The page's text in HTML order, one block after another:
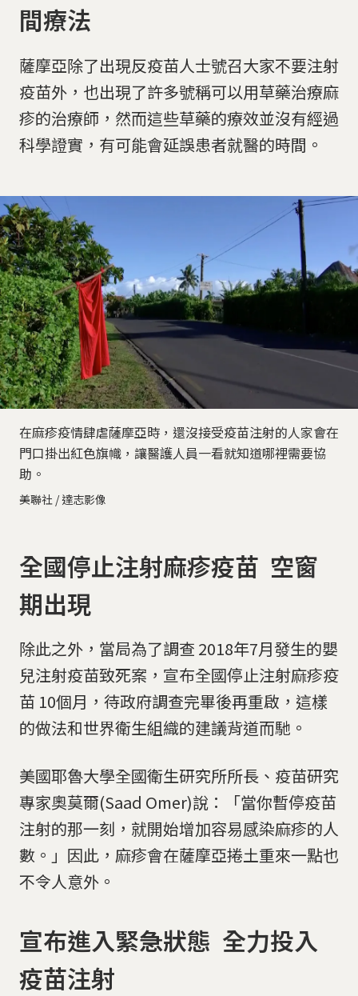
間療法
薩摩亞除了出現反疫苗人士號召大家不要注射
疫苗外，也出現了許多號稱可以用草藥治療麻
疹的治療師，然而這些草藥的療效並沒有經過
科學證實，有可能會延誤患者就醫的時間。
在麻疹疫情肆虐薩摩亞時，還沒接受疫苗注射的人家會在
門口掛出紅色旗幟，讓醫護人員一看就知道哪裡需要協
助。
美聯社 / 達志影像
全國停止注射麻疹疫苗 空窗
期出現
除此之外，當局為了調查 2018年7月發生的嬰
兒注射疫苗致死案，宣布全國停止注射麻疹疫
苗 10個月，待政府調查完畢後再重啟，這樣
的做法和世界衛生組織的建議背道而馳。
美國耶魯大學全國衛生研究所所長、疫苗研究
專家奧莫爾(Saad Omer)說：「當你暫停疫苗
注射的那一刻，就開始增加容易感染麻疹的人
數。」因此，麻疹會在薩摩亞捲土重來一點也
不令人意外。
宣布進入緊急狀態 全力投入
疫苗注射